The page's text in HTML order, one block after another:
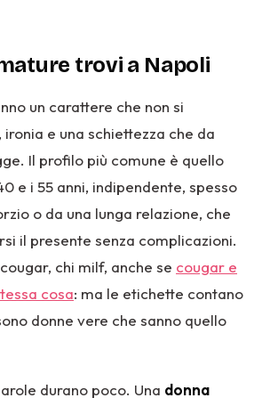
trovi a Napoli
un carattere che non si
e una schiettezza che da
Il profilo più comune è quello
e i 55 anni, indipendente, spesso
o da una lunga relazione, che
il presente senza complicazioni.
chi milf, anche se cougar e
cosa: ma le etichette contano
donne vere che sanno quello
durano poco. Una donna